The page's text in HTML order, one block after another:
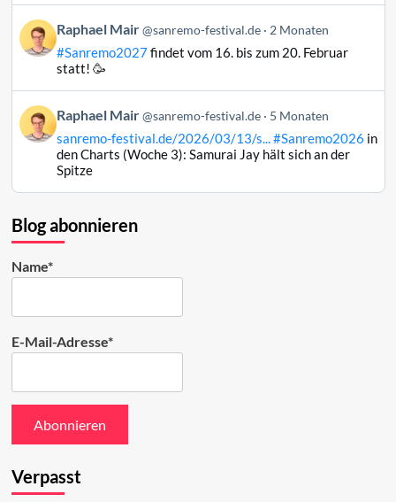
ansehen
Beitrag
von
Raphael
Bluesky
ansehen
Raphael Mair @sanremo-festival.de 2 Monaten
#Sanremo2027findet vom 16. bis zum 20. Februar
statt! 🥳
Beitrag
von
Raphael
ansehen
Raphael Mair @sanremo-festival.de 5 Monaten
sanremo-festival.de/2026/03/13/s...#Sanremo2026 in
den Charts (Woche 3): Samurai Jay hält sich an der
Spitze
Blog abonnieren
Name*
E-Mail-Adresse*
Verpasst